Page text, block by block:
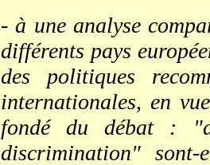
- à une analyse
différents pays
des politiques
internationales, en
fondé du débat :
discrimination" sont-